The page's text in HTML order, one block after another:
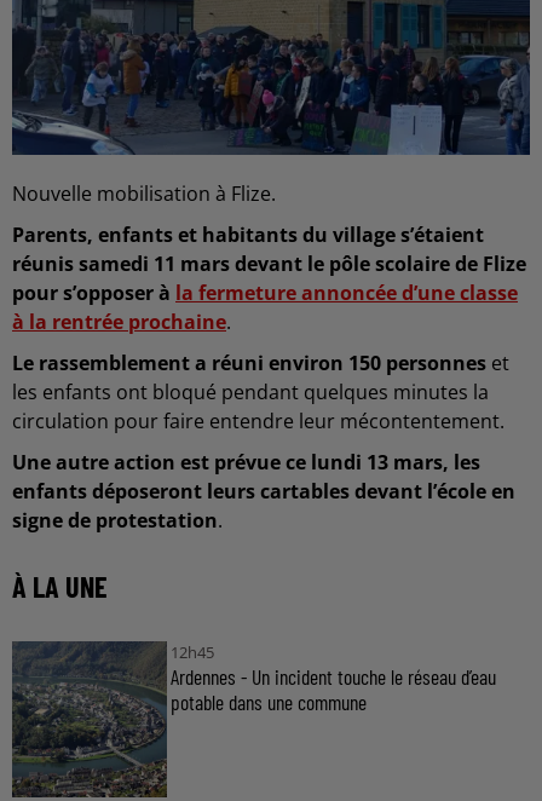
Nouvelle mobilisation à Flize.
Parents, enfants et habitants du village s’étaient
réunis samedi 11 mars devant le pôle scolaire de Flize
pour s’opposer à la fermeture annoncée d’une classe
à la rentrée prochaine.
Le rassemblement a réuni environ 150 personnes et
les enfants ont bloqué pendant quelques minutes la
circulation pour faire entendre leur mécontentement.
Une autre action est prévue ce lundi 13 mars, les
enfants déposeront leurs cartables devant l’école en
signe de protestation.
À LA UNE
12h45
Ardennes - Un incident touche le réseau d’eau
potable dans une commune